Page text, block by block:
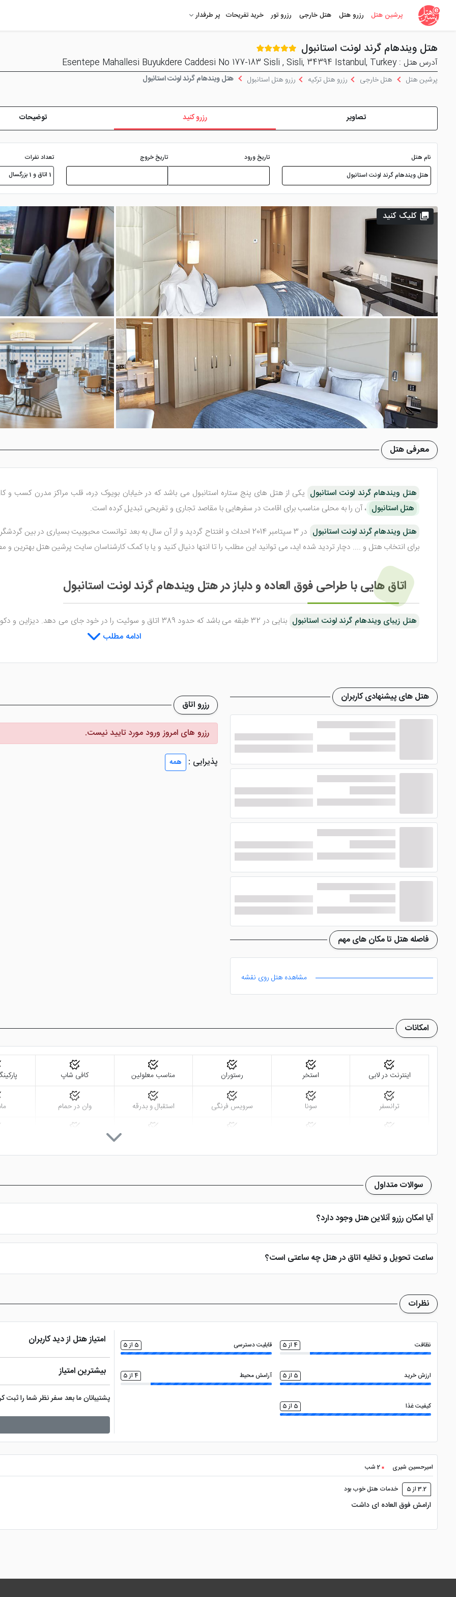
پرشین هتل رزرو هتل هتل خارجی رزرو تور خرید تفریحات پر طرفدار
هتل ویندهام گرند لونت استانبول
آدرس هتل : Esentepe Mahallesi Buyukdere Caddesi No 177-183 Sisli , Sisli, 34394 Istanbul, Turkey
پرشین هتل هتل خارجی رزرو هتل ترکیه رزرو هتل استانبول هتل ویندهام گرند لونت استانبول
تصاویر رزرو کنید توضیحات
نام هتل تاریخ ورود تاریخ خروج
تعداد نفرات
1 اتاق و 1 بزرگسال
کلیک کنید
معرفی هتل
هتل ویندهام گرند لونت استانبول یکی از هتل های پنج ستاره استانبول می باشد که در خیابان بویوک دِره، قلب مراکز مدرن کسب و
هتل استانبول ، آن را به محلی مناسب برای اقامت در سفرهایی با مقاصد تجاری و تفریحی تبدیل کرده است.
هتل ویندهام گرند لونت استانبول در 3 سپتامبر 2014 احداث و افتتاح گردید و از آن سال به بعد توانست محبوبیت بسیاری در بین گردشگران
برای انتخاب هتل و .... دچار تردید شده اید، می توانید این مطلب را تا انتها دنیال کنید و یا با کمک کارشناسان سایت پرشین هتل بهترین و
اتاق هایی با طراحی فوق العاده و دلباز در هتل ویندهام گرند لونت استانبول
هتل زیبای ویندهام گرند لونت استانبول
بنایی در 32 طبقه می باشد که حدود 389 اتاق و سوئیت را در خود
شیک در نظر گرفته شده اند که با اقامت در آن ها علاقه مند به گذراندن مدتی طولانی در داخل آن ها خواهید شد. اگر به همراه خانواده و یا
به همراه چشم انداز فوق العاده می تواند خستگی سفر را از شما دور کند. از دیگر امکانات هتل می توان به سیستم تهویه مطبوع، سیستم
تلویزیون و .... اشاره نمود.
امکانات هتل ویندهام گرند لونت استانبول، ضیافت یک اقامت به یادماندنی
امکانات هتل فوق العاده ویندهام گرند لونت استانبول
مربع و زیر ساخت هایی با تکنولوژی پیشرفته آماده برگزاری کنگره، همایش، سمینار، کنفرانس و جلسات داخلی و بین المللی می باشد.
همچنین مرکز اسپا به وسعت 3200 متر مربع شامل استخر رو باز و سر پوشیده، سالن ورزش، سونا، حمام ترکی، جکوزی و اتاق
بسزایی برای جذب گردشگران به سمت هتل دارد. البته هتل ویندهام با 14 برند در 66 کشور مختلف بزرگترین هتل زنجیره ای جهان است که قطعا نامش را بارها شنیده اید.
رستوران های هتل ویندهام گرند لونت استانبول، مجهز برای هر سلیقه و با ذائقه ای
هتل بی نظیر ویندهام گرند لونت استانبول
دارای 7 رستوران و سالن بار مجزا است که پاسخگوی هر سلیقه و یا ذائقه ای از مهمانان
حرفه ای در رستوران های این هتل تمامی انتظارات مهمانان را بر طرف خواهد کرد و رضایت و خشنودی را به شما عزیزان هدیه می دهد.
مهمانان مقیم هتل جذاب ویندهام گرند لونت استانبول
می شود که به همراه پخش موزیک های شاد، حس نشاط را در شما عزیزان القا می کند.
از فوق العاده ترین اقامتگاه های شهر استانبول شناخته می شود که با توجه به همین موضوع قیمت
ادامه مطلب
رزرو اتاق
رزرو های امروز ورود مورد تایید نیست.
پذیرایی : همه
هتل های پیشنهادی کاربران
فاصله هتل تا مکان های مهم
مشاهده هتل روی نقشه
امکانات
اینترنت در لابی استخر رستوران مناسب معلولین کافی شاپ
ترانسفر سونا سرویس فرنگی استقبال و بدرقه وان در حمام
اتو سوالات متداول
آیا امکان رزرو آنلاین هتل وجود دارد؟
بله، با انتخاب تاریخ ورود و خروج، نوع اتاق و تعداد نفرات می توانید پس از پرداخت در درگاه بانکی، رزرو آنلاین خود را نهایی و واچر هتل را دریافت
ساعت تحویل و تخلیه اتاق در هتل چه ساعتی است؟
ساعت تحویل اتاق ساعت 2 بعد از ظهر و ساعت تخلیه اتاق 12 ظهر می باشد
نظرات
نظافت 4 از 5 قابلیت دسترسی 5 از 5
ارزش خرید 5 از 5 آرامش محیط 4 از 5
کیفیت غذا 5 از 5
امتیاز هتل از دید کاربران
بیشترین امتیاز
پشتیبانان ما بعد سفر نظر شما را
امیرحسین شیری 2 شب
3.2 از 5 خدمات هتل خوب بود
ارامش فوق العاده ای داشت